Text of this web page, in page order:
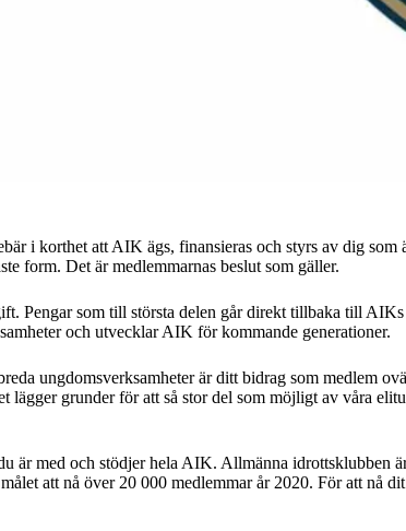
i korthet att AIK ägs, finansieras och styrs av dig
form. Det är medlemmarnas beslut som gäller.
Pengar som till största delen går direkt tillbaka till
och utvecklar AIK för kommande generationer.
ungdomsverksamheter är ditt bidrag som medlem
lägger grunder för att så stor del som möjligt av våra
är med och stödjer hela AIK. Allmänna idrottsklubben
att nå över 20 000 medlemmar år 2020. För att nå